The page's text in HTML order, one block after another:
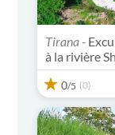
Tirana -
à la rivière
0/5 (0)